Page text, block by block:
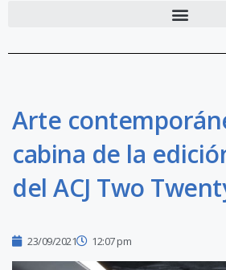
Arte
cabina de la
del ACJ Two
23/09/2021 12:07 pm